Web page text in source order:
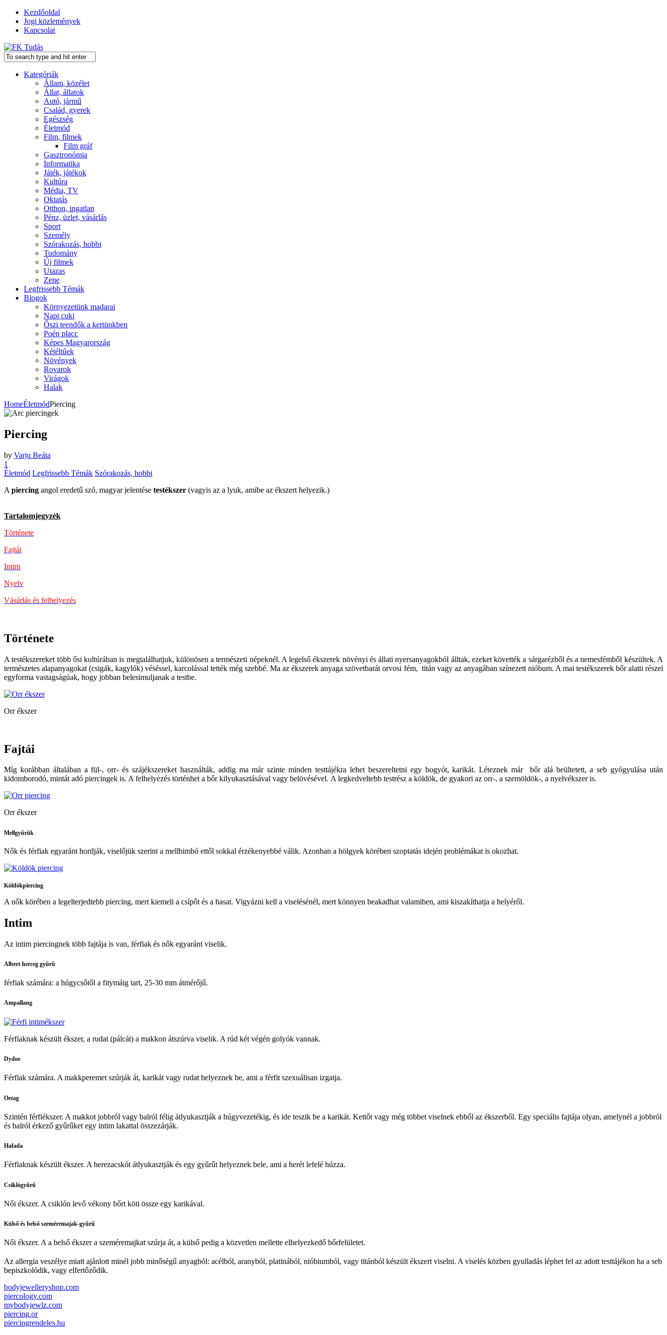
Kezdőoldal
Jogi közlemények
Kapcsolat
Kategóriák
Állam, közélet
Állat, állatok
Autó, jármű
Család, gyerek
Egészség
Életmód
Film, filmek
Film gráf
Gasztronómia
Informatika
Játék, játékok
Kultúra
Média, TV
Oktatás
Otthon, ingatlan
Pénz, üzlet, vásárlás
Sport
Személy
Szórakozás, hobbi
Tudomány
Új filmek
Utazas
Zene
Legfrissebb Témák
Blogok
Környezetünk madarai
Napi cuki
Őszi teendők a kertünkben
Poén placc
Képes Magyarország
Kétéltűek
Növények
Rovarok
Virágok
Halak
HomeÉletmódPiercing
Piercing
by Varju Beáta
1
Életmód Legfrissebb Témák Szórakozás, hobbi
A piercing angol eredetű szó, magyar jelentése testékszer (vagyis az a lyuk, amibe az ékszert helyezik.)
Tartalomjegyzék
Története
Fajtái
Intim
Nyelv
Vásárlás és felhelyezés
Története
A testékszereket több ősi kultúrában is megtalálhatjuk, különösen a természeti népeknél. A legelső ékszerek növényi és állati nyersanyagokból álltak, ezeket követték a sárgarézből és a nemesfémből készültek. A
természetes alapanyagokat (csigák, kagylók) véséssel, karcolással tették még szebbé. Ma az ékszerek anyaga szövetbarát orvosi fém, titán vagy az anyagában színezett nióbum. A mai testékszerek bőr alatti részei
egyforma vastagságúak, hogy jobban belesimuljanak a testbe.
Orr ékszer
Fajtái
Míg korábban általában a fül-, orr- és szájékszereket használták, addig ma már szinte minden testtájékra lehet beszereltetni egy bogyót, karikát. Léteznek már bőr alá beültetett, a seb gyógyulása után
kidomborodó, mintát adó piercingek is. A felhelyezés történhet a bőr kilyukasztásával vagy belövésével. A legkedveltebb testrész a köldök, de gyakori az orr-, a szemöldök-, a nyelvékszer is.
Orr ékszer
Mellgyűrűk
Nők és férfiak egyaránt hordják, viselőjük szerint a mellbimbó ettől sokkal érzékenyebbé válik. Azonban a hölgyek körében szoptatás idején problémákat is okozhat.
Köldökpiercing
A nők körében a legelterjedtebb piercing, mert kiemeli a csípőt és a hasat. Vigyázni kell a viselésénél, mert könnyen beakadhat valamiben, ami kiszakíthatja a helyéről.
Intim
Az intim piercingnek több fajtája is van, férfiak és nők egyaránt viselik.
Albert herceg gyűrű
férfiak számára: a húgycsőtől a fitymáig tart, 25-30 mm átmérőjű.
Ampallang
Férfiaknak készült ékszer, a rudat (pálcát) a makkon átszúrva viselik. A rúd két végén golyók vannak.
Dydoe
Férfiak számára. A makkperemet szúrják át, karikát vagy rudat helyeznek be, ami a férfit szexuálisan izgatja.
Oetag
Szintén férfiékszer. A makkot jobbról vagy balról félig átlyukasztják a húgyvezetékig, és ide teszik be a karikát. Kettőt vagy még többet viselnek ebből az ékszerből. Egy speciális fajtája olyan, amelynél a jobbról
és balról érkező gyűrűket egy intim lakattal összezárják.
Hafada
Férfiaknak készült ékszer. A herezacskót átlyukasztják és egy gyűrűt helyeznek bele, ami a herét lefelé húzza.
Csiklógyűrű
Női ékszer. A csiklón levő vékony bőrt köti össze egy karikával.
Külső és belső szeméremajak-gyűrű
Női ékszer. A a belső ékszer a szeméremajkat szúrja át, a külső pedig a közvetlen mellette elhelyezkedő bőrfelületet.
Az allergia veszélye miatt ajánlott minél jobb minőségű anyagból: acélból, aranyból, platinából, nióbiumból, vagy titánból készült ékszert viselni. A viselés közben gyulladás léphet fel az adott testtájékon ha a seb
bepiszkolódik, vagy elfertőződik.
bodyjewelleryshop.com
piercology.com
mybodyjewlz.com
piercing.or
piercingrendeles.hu